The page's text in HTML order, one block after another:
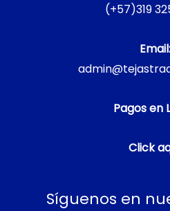
(+57)319
Email:
Pagos en
Click
Síguenos en